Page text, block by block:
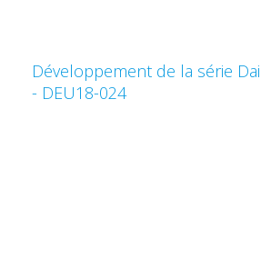
Développement de la série
- DEU18-024